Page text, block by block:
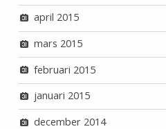
april 2015
mars 2015
februari 2015
januari 2015
december 2014